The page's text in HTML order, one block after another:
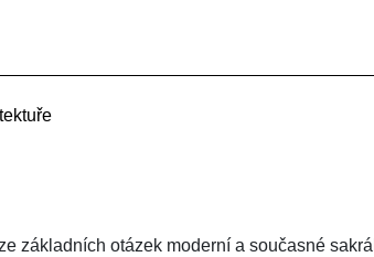
základních otázek moderní a současné